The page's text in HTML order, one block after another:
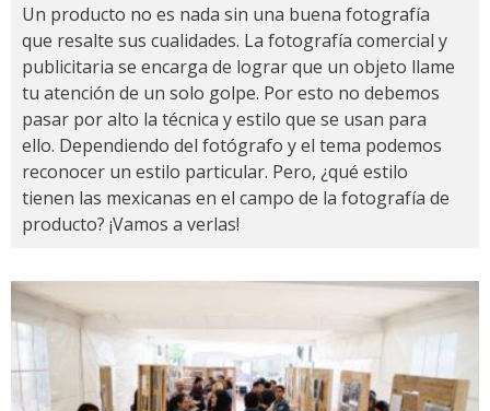
Un producto no es nada sin una buena fotografía
que resalte sus cualidades. La fotografía comercial y
publicitaria se encarga de lograr que un objeto llame
tu atención de un solo golpe. Por esto no debemos
pasar por alto la técnica y estilo que se usan para
ello. Dependiendo del fotógrafo y el tema podemos
reconocer un estilo particular. Pero, ¿qué estilo
tienen las mexicanas en el campo de la fotografía de
producto? ¡Vamos a verlas!